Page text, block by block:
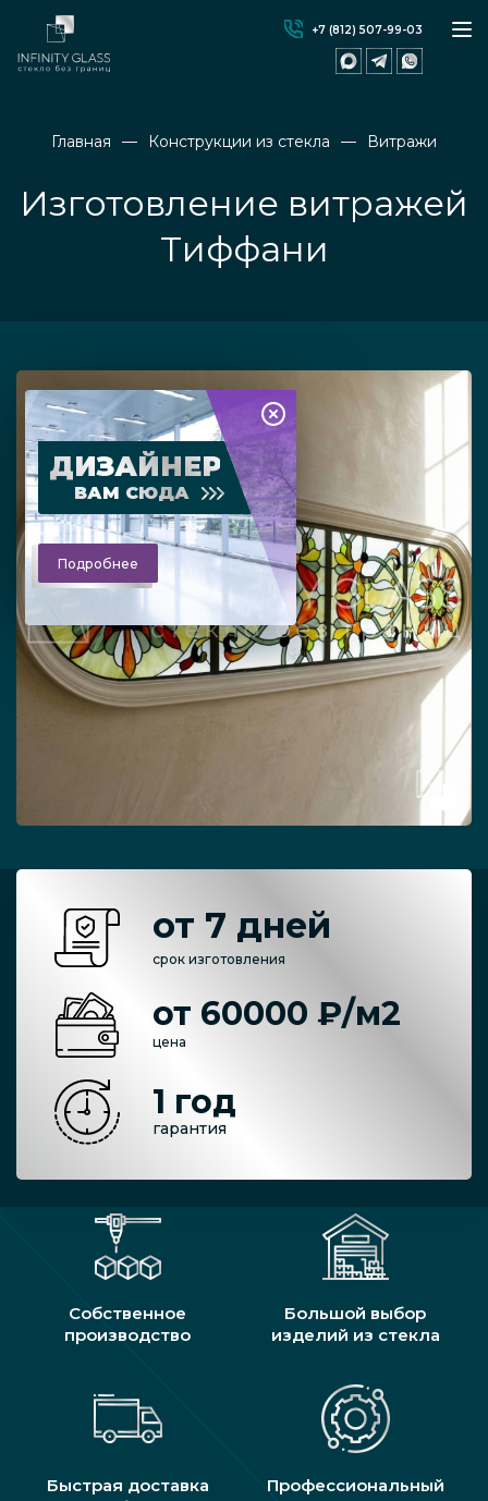
+7 (812) 507-99-03
Главная Конструкции из стекла Витражи
Изготовление витражей
Тиффани
ДИЗАЙНЕР
ВАМ СЮДА
Подробнее
от 7 дней
срок изготовления
от 60000 ₽/м2
цена
1 год
гарантия
Собственное
производство
Большой выбор
изделий из стекла
Быстрая доставка
Профессиональный